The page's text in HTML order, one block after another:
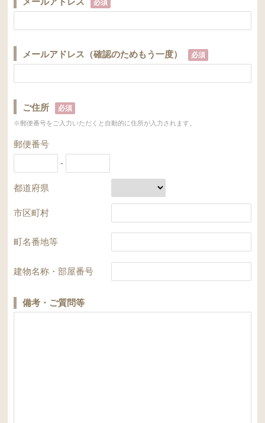
必須
メールアドレス（確認のためもう一度） 必須
ご住所 必須
※郵便番号をご入力いただくと自動的に住所が入力されます。
郵便番号
-
都道府県
市区町村
町名番地等
建物名称・部屋番号
備考・ご質問等